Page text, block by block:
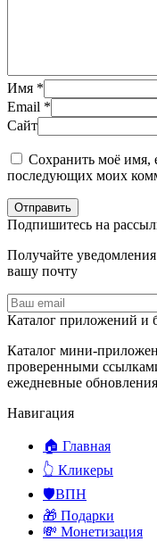
Имя *
Email *
Сайт
Сохранить моё имя,
последующих моих
Отправить
Подпишитесь на
Получайте
вашу почту
Каталог приложений и
Каталог мини-
проверенными
ежедневные
Навигация
🏠 Главная
👆 Кликеры
🛡️ВПН
🎁 Подарки
💸 Монетизация